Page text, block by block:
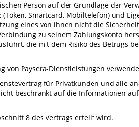
Person auf der Grundlage der
Smartcard, Mobiltelefon) und
eines von ihnen nicht die
zu seinem Zahlungskonto
die mit dem Risiko des Betrugs
von Paysera-Dienstleistungen
für Privatkunden und alle
beschränkt auf die Informationen
8 des Vertrags erteilt wird.